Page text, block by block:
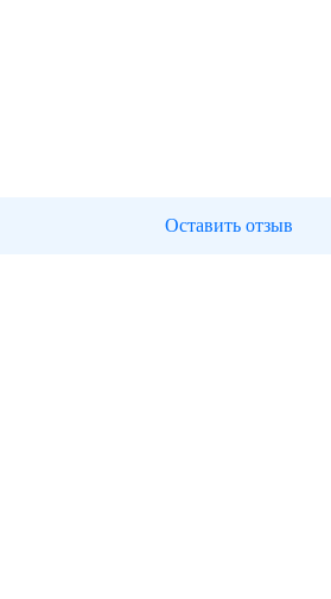
Оставить отзыв